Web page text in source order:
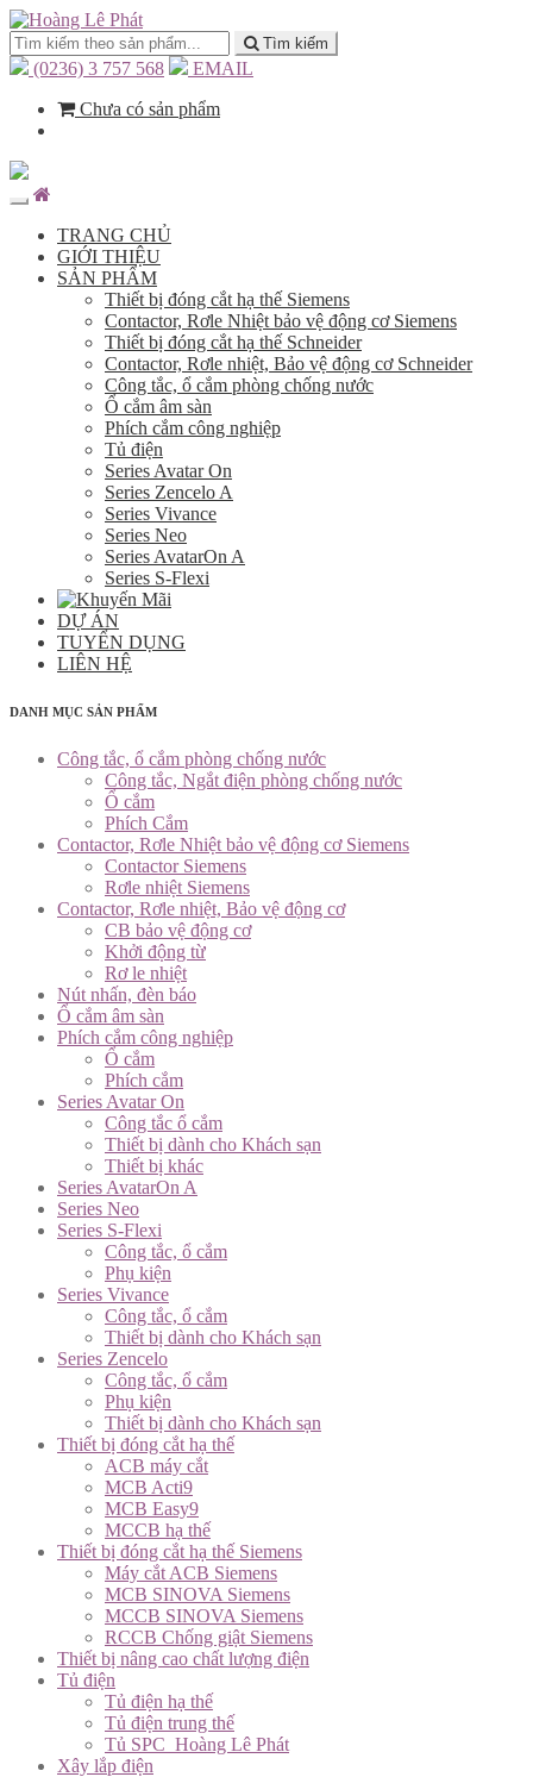
Tìm kiếm
(0236) 3 757 568
EMAIL
Chưa có sản phẩm
TRANG CHỦ
GIỚI THIỆU
SẢN PHẨM
Thiết bị đóng cắt hạ thế Siemens
Contactor, Rơle Nhiệt bảo vệ động cơ Siemens
Thiết bị đóng cắt hạ thế Schneider
Contactor, Rơle nhiệt, Bảo vệ động cơ Schneider
Công tắc, ổ cắm phòng chống nước
Ổ cắm âm sàn
Phích cắm công nghiệp
Tủ điện
Series Avatar On
Series Zencelo A
Series Vivance
Series Neo
Series AvatarOn A
Series S-Flexi
DỰ ÁN
TUYỂN DỤNG
LIÊN HỆ
DANH MỤC SẢN PHẨM
Công tắc, ổ cắm phòng chống nước
Công tắc, Ngắt điện phòng chống nước
Ổ cắm
Phích Cắm
Contactor, Rơle Nhiệt bảo vệ động cơ Siemens
Contactor Siemens
Rơle nhiệt Siemens
Contactor, Rơle nhiệt, Bảo vệ động cơ
CB bảo vệ động cơ
Khởi động từ
Rơ le nhiệt
Nút nhấn, đèn báo
Ổ cắm âm sàn
Phích cắm công nghiệp
Ổ cắm
Phích cắm
Series Avatar On
Công tắc ổ cắm
Thiết bị dành cho Khách sạn
Thiết bị khác
Series AvatarOn A
Series Neo
Series S-Flexi
Công tắc, ổ cắm
Phụ kiện
Series Vivance
Công tắc, ổ cắm
Thiết bị dành cho Khách sạn
Series Zencelo
Công tắc, ổ cắm
Phụ kiện
Thiết bị dành cho Khách sạn
Thiết bị đóng cắt hạ thế
ACB máy cắt
MCB Acti9
MCB Easy9
MCCB hạ thế
Thiết bị đóng cắt hạ thế Siemens
Máy cắt ACB Siemens
MCB SINOVA Siemens
MCCB SINOVA Siemens
RCCB Chống giật Siemens
Thiết bị nâng cao chất lượng điện
Tủ điện
Tủ điện hạ thế
Tủ điện trung thế
Tủ SPC_Hoàng Lê Phát
Xây lắp điện